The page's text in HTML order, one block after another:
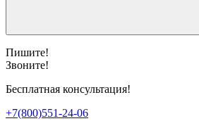
Пишите!
Звоните!
Бесплатная консультация!
+7(800)551-24-06